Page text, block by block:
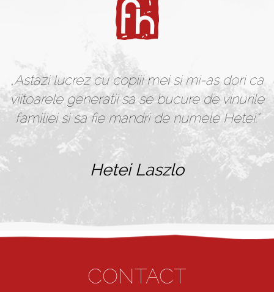
„Astazi lucrez cu copiii mei si mi-as dori ca
viitoarele generatii sa se bucure de vinurile
familiei si sa fiemandri de numele Hetei.”
Hetei Laszlo
CONTACT